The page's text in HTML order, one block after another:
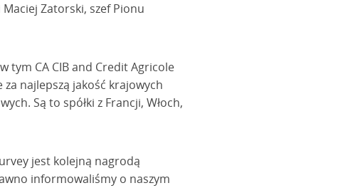
Zatorski, szef Pionu
tym CA CIB and Credit Agricole
za najlepszą jakość krajowych
Są to spółki z Francji, Włoch,
jest kolejną nagrodą
informowaliśmy o naszym